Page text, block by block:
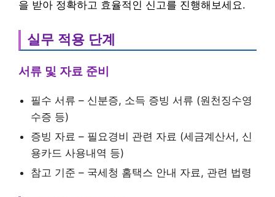
을 받아 정확하고 효율적인 신고를 진행해보세요.
실무 적용 단계
서류 및 자료 준비
필수 서류 – 신분증, 소득 증빙 서류 (원천징수영
수증 등)
증빙 자료 – 필요경비 관련 자료 (세금계산서, 신
용카드 사용내역 등)
참고 기준 – 국세청 홈택스 안내 자료, 관련 법령